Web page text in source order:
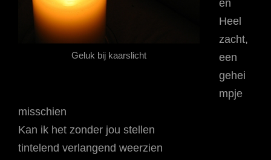
Geluk bij kaarslicht
en
Heel
zacht,
een
gehei
mpje
misschien
Kan ik het zonder jou stellen
tintelend verlangend weerzien